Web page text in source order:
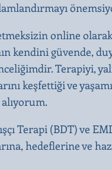
online
kendini güvende,
Terapiyi,
keşfettiği ve
Terapi (BDT) ve
hedeflerine ve